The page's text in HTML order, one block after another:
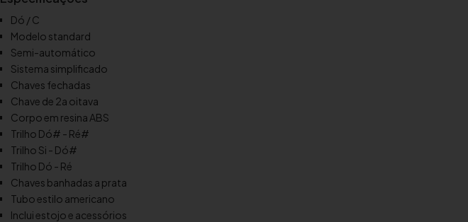
d
e
O
b
o
é
Y
a
m
a
h
a
Y
Dó / C
Modelo standard
Semi-automático
Sistema simplificado
Chaves fechadas
Chave de 2a oitava
Corpo em resina ABS
Trilho Dó# - Ré#
Trilho Si - Dó#
Trilho Dó - Ré
Chaves banhadas a prata
Tubo estilo americano
Inclui estojo e acessórios